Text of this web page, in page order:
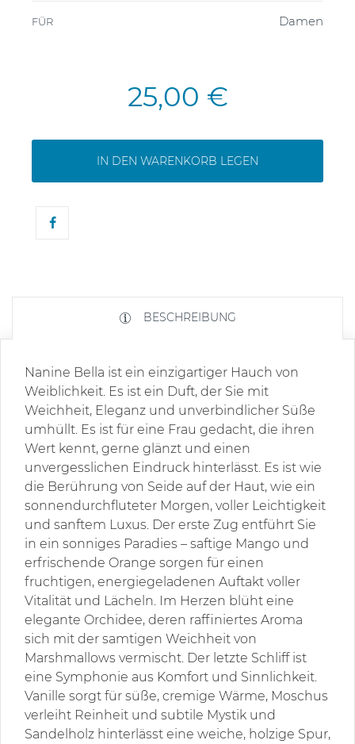
FÜR Damen
25,00 €
IN DEN WARENKORB LEGEN
BESCHREIBUNG
Nanine Bella ist ein einzigartiger Hauch von
Weiblichkeit. Es ist ein Duft, der Sie mit
Weichheit, Eleganz und unverbindlicher Süße
umhüllt. Es ist für eine Frau gedacht, die ihren
Wert kennt, gerne glänzt und einen
unvergesslichen Eindruck hinterlässt. Es ist wie
die Berührung von Seide auf der Haut, wie ein
sonnendurchfluteter Morgen, voller Leichtigkeit
und sanftem Luxus. Der erste Zug entführt Sie
in ein sonniges Paradies – saftige Mango und
erfrischende Orange sorgen für einen
fruchtigen, energiegeladenen Auftakt voller
Vitalität und Lächeln. Im Herzen blüht eine
elegante Orchidee, deren raffiniertes Aroma
sich mit der samtigen Weichheit von
Marshmallows vermischt. Der letzte Schliff ist
eine Symphonie aus Komfort und Sinnlichkeit.
Vanille sorgt für süße, cremige Wärme, Moschus
verleiht Reinheit und subtile Mystik und
Sandelholz hinterlässt eine weiche, holzige Spur,